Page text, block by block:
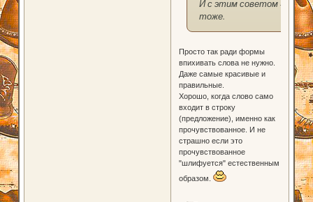
И с этим советом —
тоже.
Просто так ради формы
впихивать слова не нужно.
Даже самые красивые и
правильные.
Хорошо, когда слово само
входит в строку
(предложение), именно как
прочувствованное. И не
страшно если это
прочувствованное
"шлифуется" естественным
образом.